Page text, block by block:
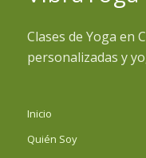
Clases de Yoga en
personalizadas y
Inicio
Quién Soy